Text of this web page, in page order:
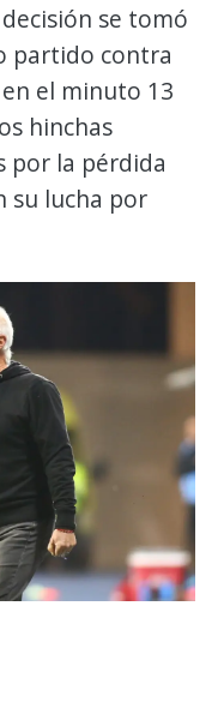
se tomó
partido contra
el minuto 13
hinchas
por la pérdida
su lucha por